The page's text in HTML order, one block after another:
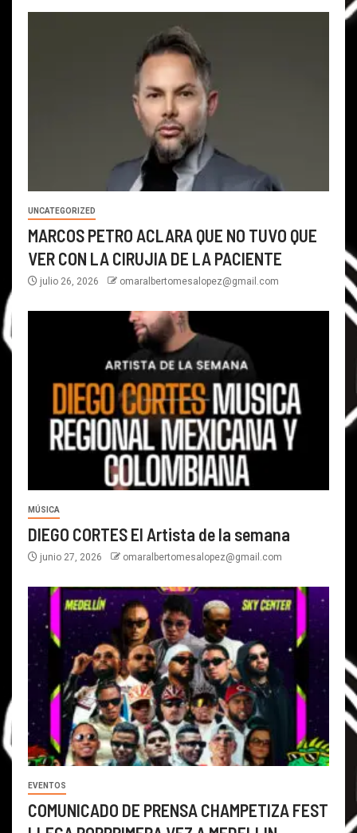
UNCATEGORIZED
MARCOS PETRO ACLARA QUE NO TUVO QUE
VER CON LA CIRUJIA DE LA PACIENTE
julio 26, 2026 omaralbertomesalopez@gmail.com
MÚSICA
DIEGO CORTES El Artista de la semana
junio 27, 2026 omaralbertomesalopez@gmail.com
EVENTOS
COMUNICADO DE PRENSA CHAMPETIZA FEST